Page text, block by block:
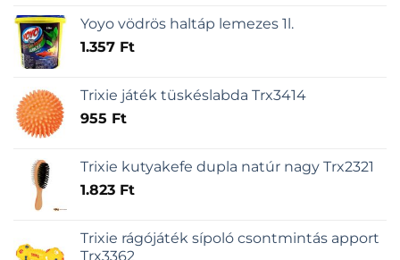
Yoyo vödrös haltáp lemezes 1l.
1.357 Ft
Trixie játék tüskéslabda Trx3414
955 Ft
Trixie kutyakefe dupla natúr nagy Trx2321
1.823 Ft
Trixie rágójáték sípoló csontmintás apport
Trx3362